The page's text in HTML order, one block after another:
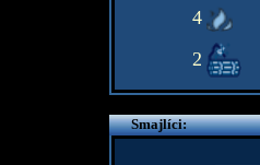
4
2
Smajlíci: